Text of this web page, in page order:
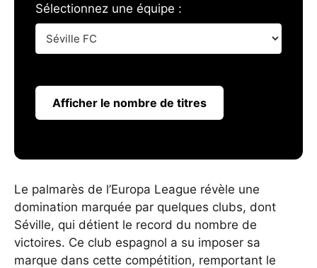
Sélectionnez une équipe :
Afficher le nombre de titres
Le palmarès de l’Europa League révèle une
domination marquée par quelques clubs, dont
Séville, qui détient le record du nombre de
victoires. Ce club espagnol a su imposer sa
marque dans cette compétition, remportant le